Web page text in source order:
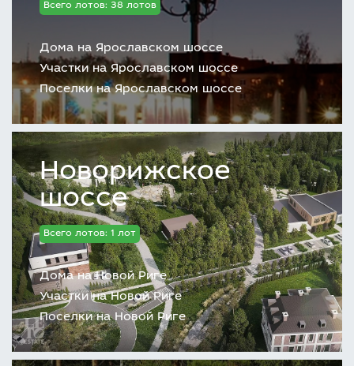
Всего лотов: 38 лотов
Дома на Ярославском шоссе
Участки на Ярославском шоссе
Поселки на Ярославском шоссе
Новорижское
шоссе
Всего лотов: 1 лот
Дома на Новой Риге
Участки на Новой Риге
Поселки на Новой Риге